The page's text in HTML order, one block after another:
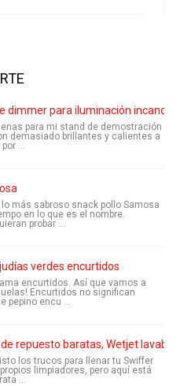
dimmer para iluminación
para mi stand de demostración
demasiado brillantes y calientes a
...
más sabroso snack pollo Samosa
en lo que es el nombre.
probar ...
verdes encurtidos
encurtidos. Así que vamos a
Encurtidos no significan
pepino encu ...
repuesto baratas, Wetjet
los trucos para llenar tu Swiffer
limpiadores, pero aquí está
...